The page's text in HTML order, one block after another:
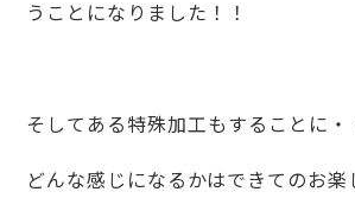
うことになりました！！
そしてある特殊加工もすることに・
どんな感じになるかはできてのお